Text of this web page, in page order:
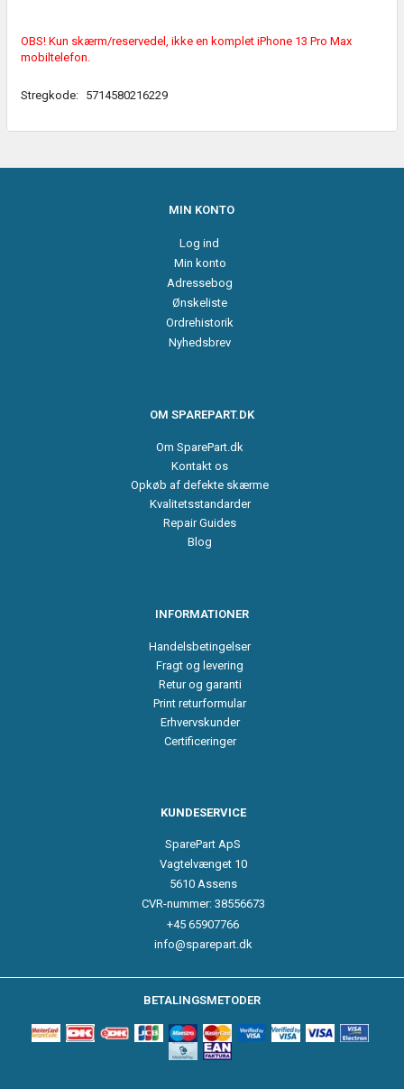
OBS! Kun skærm/reservedel, ikke en komplet iPhone 13 Pro Max
mobiltelefon.
Stregkode: 5714580216229
MIN KONTO
Log ind
Min konto
Adressebog
Ønskeliste
Ordrehistorik
Nyhedsbrev
OM SPAREPART.DK
Om SparePart.dk
Kontakt os
Opkøb af defekte skærme
Kvalitetsstandarder
Repair Guides
Blog
INFORMATIONER
Handelsbetingelser
Fragt og levering
Retur og garanti
Print returformular
Erhvervskunder
Certificeringer
KUNDESERVICE
SparePart ApS
Vagtelvænget 10
5610 Assens
CVR-nummer: 38556673
+45 65907766
info@sparepart.dk
BETALINGSMETODER